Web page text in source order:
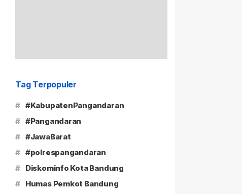
Tag Terpopuler
# #KabupatenPangandaran
# #Pangandaran
# #JawaBarat
# #polrespangandaran
# Diskominfo Kota Bandung
# Humas Pemkot Bandung